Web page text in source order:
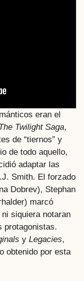
eran el
Twilight Saga,
de “tiernos” y
de todo aquello,
adaptar las
Smith. El forzado
Dobrev), Stephan
marcó
siquiera notaran
protagonistas.
y Legacies,
obtenido por esta